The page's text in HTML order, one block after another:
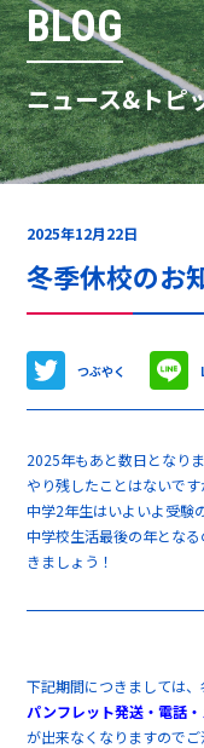
BLOG
ニュース&トピ
2025年12月22日
冬季休校のお
つぶやく
2025年もあと数日となり
やり残したことはないです
中学2年生はいよいよ受験
中学校生活最後の年とな
きましょう！
下記期間につきましては
パンフレット発送・電話
が出来なくなりますのでご